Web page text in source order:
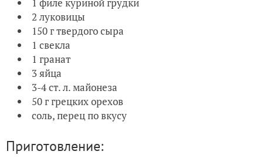
2 луковицы
150 г твердого сыра
1 свекла
1 гранат
3 яйца
3-4 ст. л. майонеза
50 г грецких орехов
соль, перец по вкусу
Приготовление: